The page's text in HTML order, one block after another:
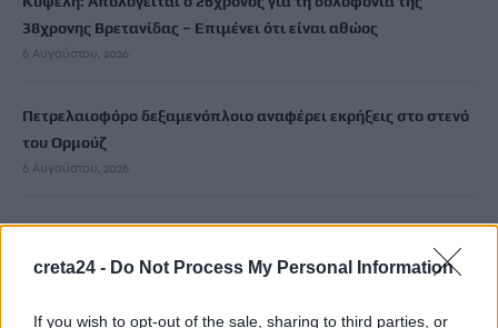
creta24 - Do Not Process My Personal Information
If you wish to opt-out of the sale, sharing to third parties, or
38χρονης Βρετανίδας – Επιμένει ότι είναι αθώος
6 Αυγούστου, 2026
Πετρελαιοφόρο δεξαμενόπλοιο αναφέρει εκρήξεις στο στενό
του Ορμούζ
6 Αυγούστου, 2026
Marfin: Στην Ελλάδα επιστέφει σήμερα η 46χρονη που που
κατηγορείται για συμμετοχή στη φονική επίθεση